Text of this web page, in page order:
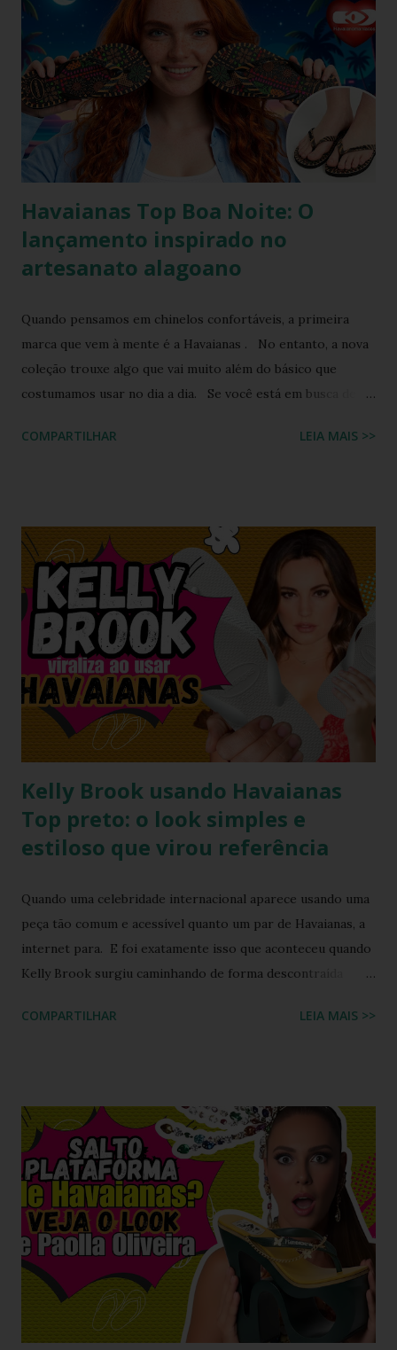
e o guarda-roupa das principais influenciadoras de moda.
Percebendo esse movimento de resgate retrô com toque
contemporâneo, a Havaianas trouxe uma inovação que une
o melhor dos dois mundos. O Chinelo Havaianas Top
Scrunchie surge exatamente como essa resposta
fashionista: a fusão impecável da lendária sola de borracha
Havaianas com tiras revestidas de tecido drapeado com
toqu...
Havaianas Top Boa Noite: O
lançamento inspirado no
artesanato alagoano
Quando pensamos em chinelos confortáveis, a primeira
marca que vem à mente é a Havaianas . No entanto, a nova
coleção trouxe algo que vai muito além do básico que
costumamos usar no dia a dia. Se você está em busca de
riqueza cultural do Nordeste brasileiro, o Chinelo
verdadeira declaração de estilo e arte. Você já imaginou
carregar na sola dos seus pés uma tradição que é
transmitida de geração em geração pelas artesãs do sertão
alagoano? O grande segredo deste lançamento está na
habilidade de traduzir a identidade cultural brasileira em um
acessório de moda contemporâneo, sem perder a essência
da versatilidade que consagrou o formato clássico. É a
união perfeita entre a tradição nordestina e a modernidade
urbana que o seu guarda-ro...
COMPARTILHAR LEIA MAIS >>
Kelly Brook usando Havaianas
Top preto: o look simples e
estiloso que virou referência
Quando uma celebridade internacional aparece usando uma
peça tão comum e acessível quanto um par de Havaianas, a
internet para. E foi exatamente isso que aconteceu quando
Kelly Brook surgiu caminhando de forma descontraída
que se tornou rapidamente uma inspiração para fãs de
“estilo real da vida real”: confortável, descomplicado e
totalmente copiável. É aquele tipo de visual que mostra
que moda não precisa ser cara, extravagante ou complexa e
que até as celebridades mais glamourosas valorizam peças
acessíveis que todo mundo pode ter. Hoje você vai ver por
que esse look viralizou, como a atriz combinou o modelo
Top preto, por que celebridades adoram esse clássico
brasileiro e como você pode reproduzir o visual da Kelly
Brook com facilidade. Vamos mergu...
COMPARTILHAR LEIA MAIS >>